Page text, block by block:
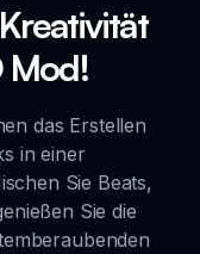
Mod!
das Erstellen
in einer
Sie Beats,
Sie die